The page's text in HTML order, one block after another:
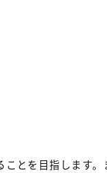
とを目指します。